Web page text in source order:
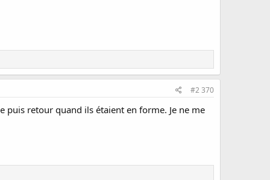
#2 370
retour quand ils étaient en forme. Je ne me